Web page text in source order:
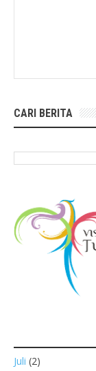
CARI BERITA
Juli (2)